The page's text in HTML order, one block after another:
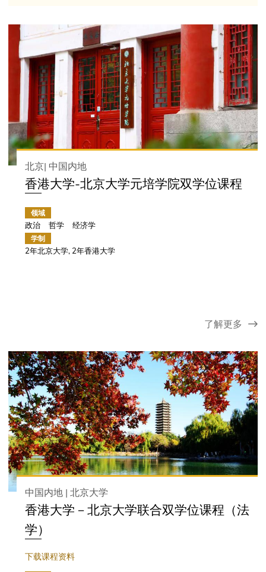
北京| 中国内地
香港大学-北京大学元培学院双学位课程
领域
政治 哲学 经济学
学制
2年北京大学, 2年香港大学
了解更多
中国内地 | 北京大学
香港大学－北京大学联合双学位课程（法
学）
下载课程资料